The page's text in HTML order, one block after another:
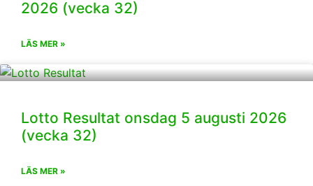
2026 (vecka 32)
LÄS MER »
Lotto Resultat onsdag 5 augusti 2026
(vecka 32)
LÄS MER »